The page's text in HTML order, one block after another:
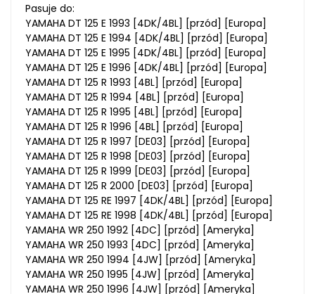
Pasuje do:
YAMAHA DT 125 E 1993 [4DK/4BL] [przód] [Europa]
YAMAHA DT 125 E 1994 [4DK/4BL] [przód] [Europa]
YAMAHA DT 125 E 1995 [4DK/4BL] [przód] [Europa]
YAMAHA DT 125 E 1996 [4DK/4BL] [przód] [Europa]
YAMAHA DT 125 R 1993 [4BL] [przód] [Europa]
YAMAHA DT 125 R 1994 [4BL] [przód] [Europa]
YAMAHA DT 125 R 1995 [4BL] [przód] [Europa]
YAMAHA DT 125 R 1996 [4BL] [przód] [Europa]
YAMAHA DT 125 R 1997 [DE03] [przód] [Europa]
YAMAHA DT 125 R 1998 [DE03] [przód] [Europa]
YAMAHA DT 125 R 1999 [DE03] [przód] [Europa]
YAMAHA DT 125 R 2000 [DE03] [przód] [Europa]
YAMAHA DT 125 RE 1997 [4DK/4BL] [przód] [Europa]
YAMAHA DT 125 RE 1998 [4DK/4BL] [przód] [Europa]
YAMAHA WR 250 1992 [4DC] [przód] [Ameryka]
YAMAHA WR 250 1993 [4DC] [przód] [Ameryka]
YAMAHA WR 250 1994 [4JW] [przód] [Ameryka]
YAMAHA WR 250 1995 [4JW] [przód] [Ameryka]
YAMAHA WR 250 1996 [4JW] [przód] [Ameryka]